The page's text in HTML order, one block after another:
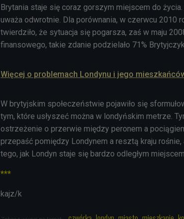
Brytania staje się coraz gorszym miejscem do
uważa odwrotnie. Dla porównania, w czerwcu 2010
twierdziło, że sytuacja się pogarsza, zaś w maju
finansowego, takie zdanie podzielało 71%
Więcej o problemach Londynu i jego
W brytyjskim społeczeństwie pojawiło się
tym, które usłyszeć można w londyńskim metrze.
ostrzeżenie o przerwie między peronem a
przepaść pomiędzy Londynem a resztą kraju rośnie,
tego, jak Londyn staje się bardzo odległym
***
kajz/k